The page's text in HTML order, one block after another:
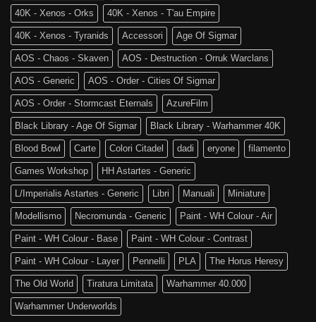
40K - Xenos - Orks 40K - Xenos - T'au Empire
40K - Xenos - Tyranids Accessori Age Of Sigmar
AOS - Chaos - Skaven AOS - Destruction - Orruk Warclans
AOS - Generic AOS - Order - Cities Of Sigmar
AOS - Order - Stormcast Eternals AzureFilm
Black Library - Age Of Sigmar Black Library - Warhammer 40K
Blood Bowl Carte Colori Citadel dadi eryone filamento
Games Workshop HH Astartes - Generic
L/Imperialis Astartes - Generic Libri Manuali Miniature
Modellismo Necromunda - Generic Paint - WH Colour - Air
Paint - WH Colour - Base Paint - WH Colour - Contrast
Paint - WH Colour - Layer Pennelli PLA The Horus Heresy
The Old World Tiratura Limitata Warhammer 40.000
Warhammer Underworlds